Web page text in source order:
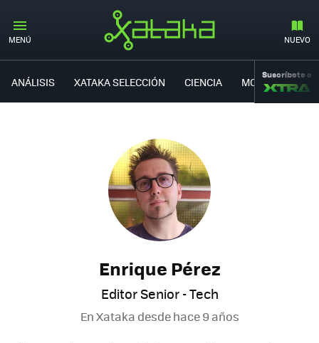
MENÚ NUEVO
ANÁLISIS XATAKA SELECCIÓN CIENCIA MOVILIDAD
Suscríbete a
Enrique Pérez
Editor Senior - Tech
En Xataka desdehace 9 años